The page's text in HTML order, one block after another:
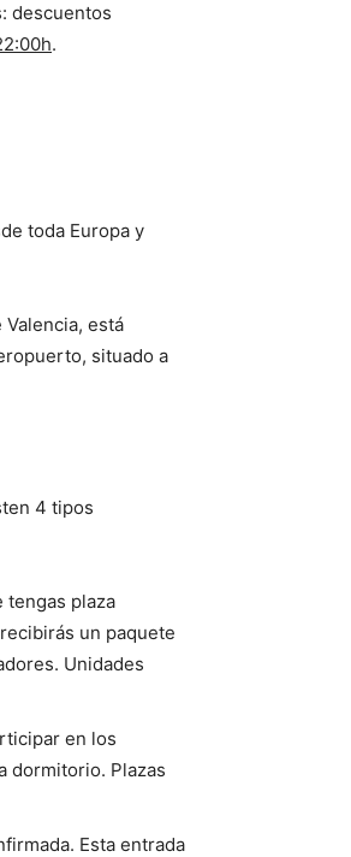
descuentos
.
toda Europa y
Valencia, está
situado a
4 tipos
tengas plaza
un paquete
Unidades
en los
dormitorio. Plazas
Esta entrada